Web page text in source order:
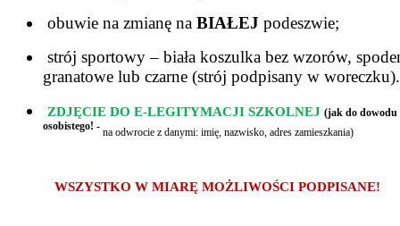
obuwie na zmianę na BIAŁEJ podeszwie;
strój sportowy – biała koszulka bez wzorów,
granatowe lub czarne (strój podpisany w woreczku).
ZDJĘCIE DO E-LEGITYMACJI SZKOLNEJ (jak do dowodu
osobistego! - na odwrocie z danymi: imię, nazwisko, adres zamieszkania)
WSZYSTKO W MIARĘ MOŻLIWOŚCI PODPISANE!